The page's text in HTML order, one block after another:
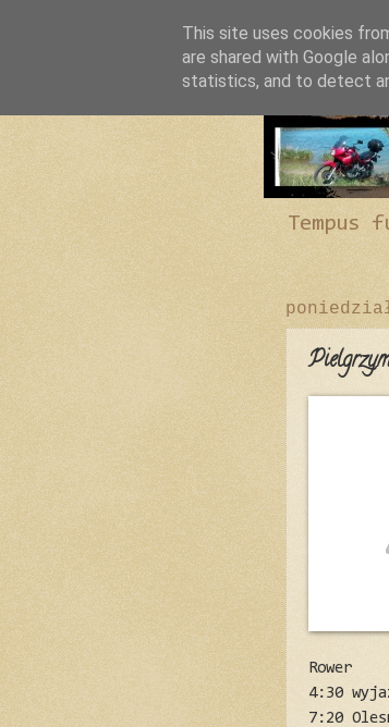
Tempus
Rower
4:30
7:20
This site uses cookies
are shared with Google
statistics, and to detect